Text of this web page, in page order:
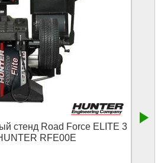
стенд Road Force ELITE 3
RFE00E